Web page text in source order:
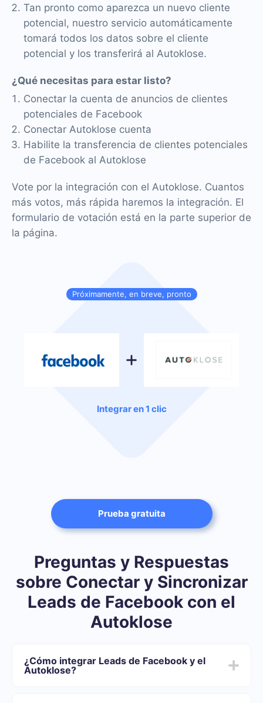
Próximamente, en breve, pronto
Integrar en 1 clic
Tan pronto como aparezca un nuevo cliente
potencial, nuestro servicio automáticamente
tomará todos los datos sobre el cliente
potencial y los transferirá al Autoklose.
¿Qué necesitas para estar listo?
Conectar la cuenta de anuncios de clientes
potenciales de Facebook
Conectar Autoklose cuenta
Habilite la transferencia de clientes potenciales
de Facebook al Autoklose
Vote por la integración con el Autoklose. Cuantos
más votos, más rápida haremos la integración. El
formulario de votación está en la parte superior de
la página.
Prueba gratuita
Preguntas y Respuestas
sobre Conectar y Sincronizar
Leads de Facebook con el
Autoklose
¿Cómo integrar Leads de Facebook y el
Autoklose?